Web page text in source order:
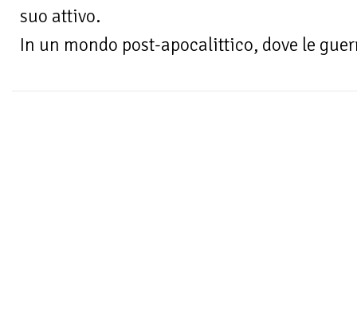
suo attivo.
In un mondo post-apocalittico, dove le